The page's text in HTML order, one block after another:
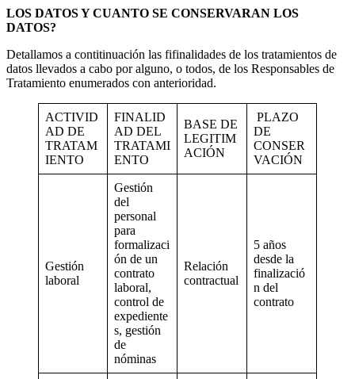
LOS DATOS Y CUANTO SE CONSERVARAN LOS
DATOS?
Detallamos a contitinuación las fifinalidades de los tratamientos de
datos llevados a cabo por alguno, o todos, de los Responsables de
Tratamiento enumerados con anterioridad.
ACTIVID
AD DE
TRATAM
IENTO
FINALID
AD DEL
TRATAMI
ENTO
BASE DE
LEGITIM
ACIÓN
PLAZO
DE
CONSER
VACIÓN
Gestión
laboral
Gestión
del
personal
para
formalizaci
ón de un
contrato
laboral,
control de
expediente
s, gestión
de
nóminas
Relación
contractual
5 años
desde la
finalizació
n del
contrato